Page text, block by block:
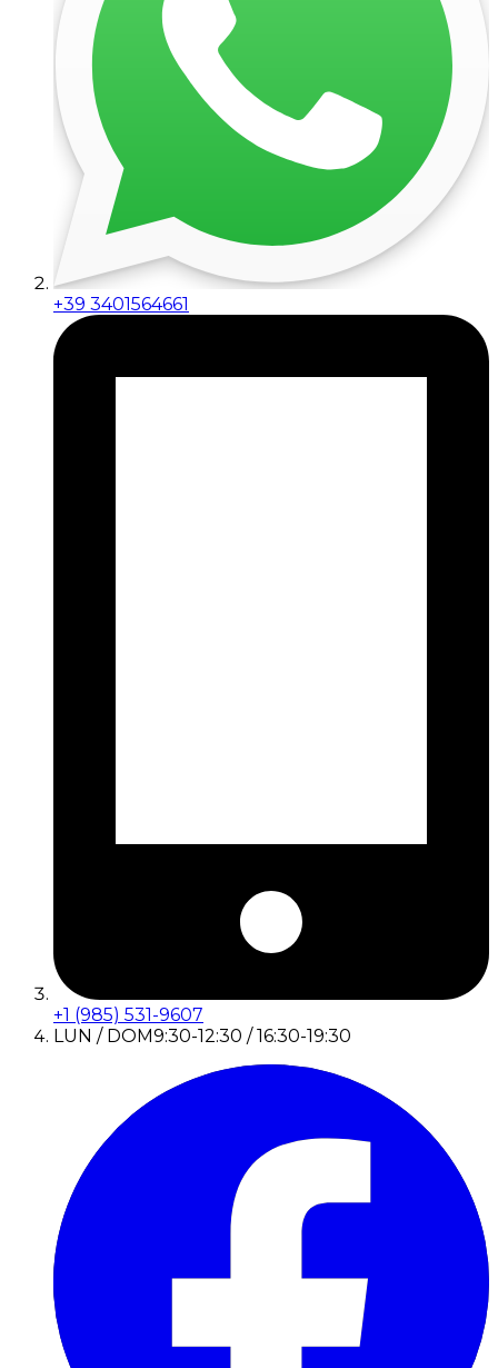
+39 3401564661
+1 (985) 531-9607
LUN / DOM9:30-12:30 / 16:30-19:30